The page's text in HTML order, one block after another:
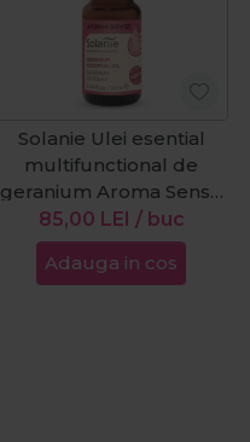
Solanie Ulei esential
multifunctional de
geranium Aroma Sense
10ml
85,00 LEI / buc
Adauga in cos